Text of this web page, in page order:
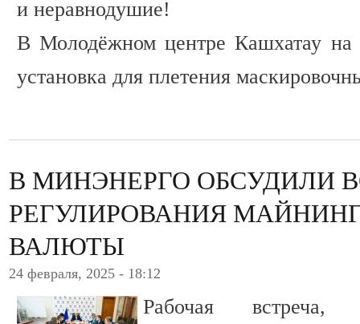
и неравнодушие!
В Молодёжном центре Кашхатау на
установка для плетения
В МИНЭНЕРГО ОБСУДИЛИ
РЕГУЛИРОВАНИЯ
ВАЛЮТЫ
24 февраля, 2025 - 18:12
Рабочая встреча,